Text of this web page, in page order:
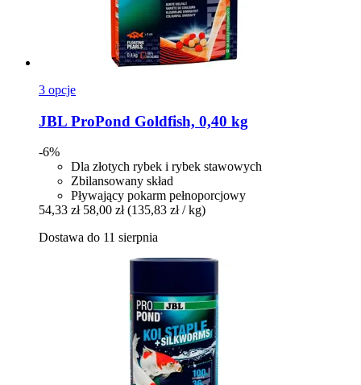
3 opcje
JBL ProPond Goldfish, 0,40 kg
-6%
Dla złotych rybek i rybek stawowych
Zbilansowany skład
Pływający pokarm pełnoporcjowy
54,33 zł 58,00 zł (135,83 zł / kg)
Dostawa do 11 sierpnia